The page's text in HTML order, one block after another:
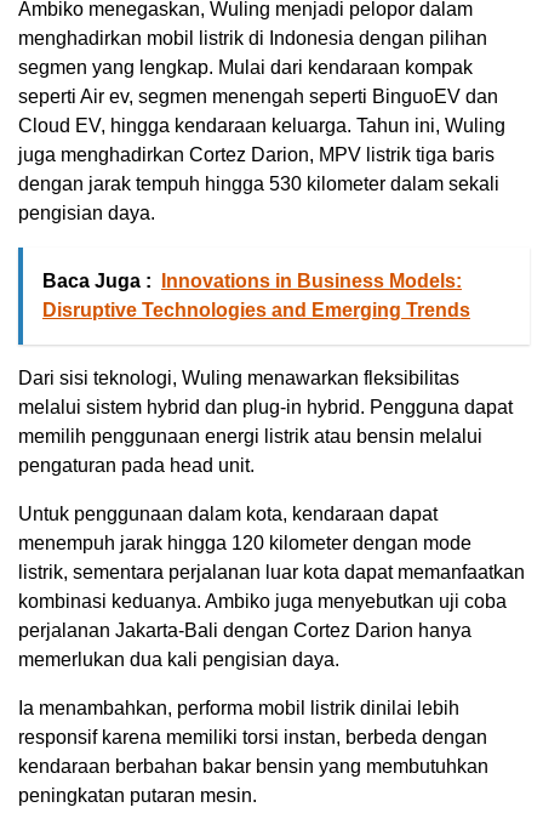
Ambiko menegaskan, Wuling menjadi pelopor dalam
menghadirkan mobil listrik di Indonesia dengan pilihan
segmen yang lengkap. Mulai dari kendaraan kompak
seperti Air ev, segmen menengah seperti BinguoEV dan
Cloud EV, hingga kendaraan keluarga. Tahun ini, Wuling
juga menghadirkan Cortez Darion, MPV listrik tiga baris
dengan jarak tempuh hingga 530 kilometer dalam sekali
pengisian daya.
Baca Juga :
Innovations in Business Models:
Disruptive Technologies and Emerging Trends
Dari sisi teknologi, Wuling menawarkan fleksibilitas
melalui sistem hybrid dan plug-in hybrid. Pengguna dapat
memilih penggunaan energi listrik atau bensin melalui
pengaturan pada head unit.
Untuk penggunaan dalam kota, kendaraan dapat
menempuh jarak hingga 120 kilometer dengan mode
listrik, sementara perjalanan luar kota dapat memanfaatkan
kombinasi keduanya. Ambiko juga menyebutkan uji coba
perjalanan Jakarta-Bali dengan Cortez Darion hanya
memerlukan dua kali pengisian daya.
Ia menambahkan, performa mobil listrik dinilai lebih
responsif karena memiliki torsi instan, berbeda dengan
kendaraan berbahan bakar bensin yang membutuhkan
peningkatan putaran mesin.